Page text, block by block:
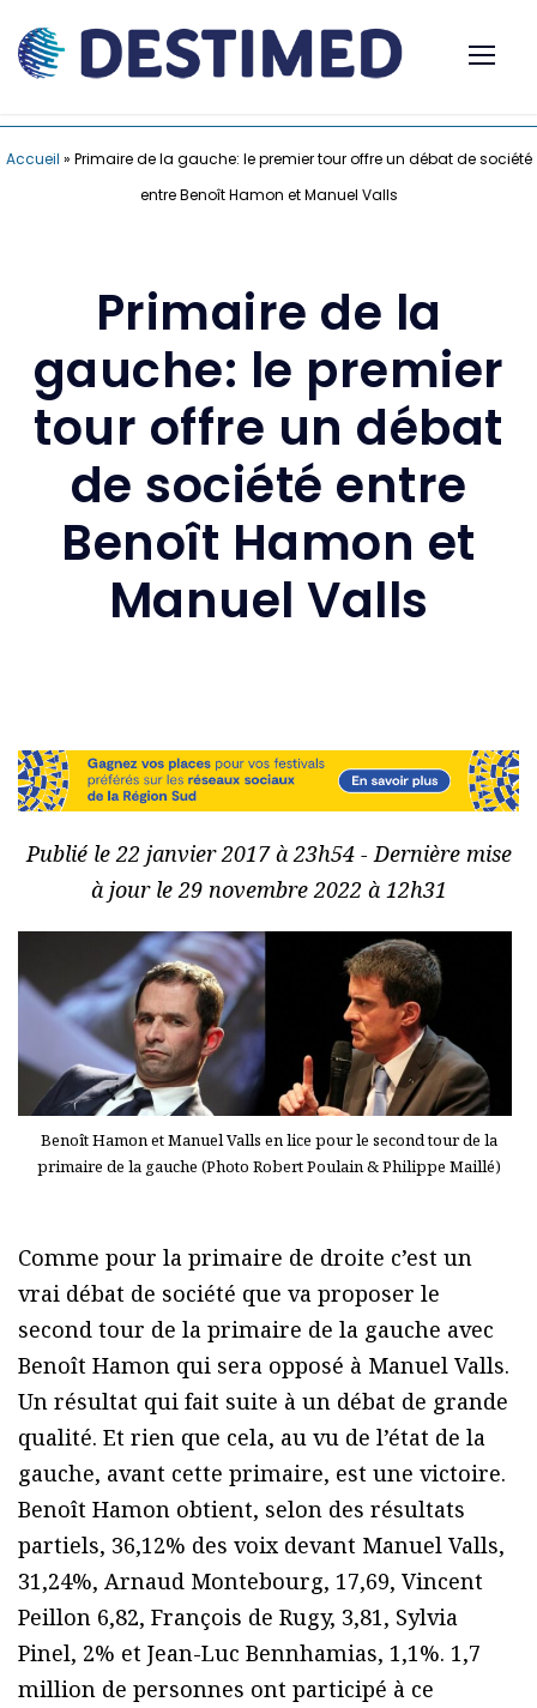
Accueil » Primaire de la gauche: le premier tour offre un débat de société
entre Benoît Hamon et Manuel Valls
Primaire de la
gauche: le premier
tour offre un débat
de société entre
Benoît Hamon et
Manuel Valls
Publié le 22 janvier 2017 à 23h54 - Dernière mise
à jour le 29 novembre 2022 à 12h31
Benoît Hamon et Manuel Valls en lice pour le second tour de la
primaire de la gauche (Photo Robert Poulain & Philippe Maillé)
Comme pour la primaire de droite c’est un
vrai débat de société que va proposer le
second tour de la primaire de la gauche avec
Benoît Hamon qui sera opposé à Manuel Valls.
Un résultat qui fait suite à un débat de grande
qualité. Et rien que cela, au vu de l’état de la
gauche, avant cette primaire, est une victoire.
Benoît Hamon obtient, selon des résultats
partiels, 36,12% des voix devant Manuel Valls,
31,24%, Arnaud Montebourg, 17,69, Vincent
Peillon 6,82, François de Rugy, 3,81, Sylvia
Pinel, 2% et Jean-Luc Bennhamias, 1,1%. 1,7
million de personnes ont participé à ce